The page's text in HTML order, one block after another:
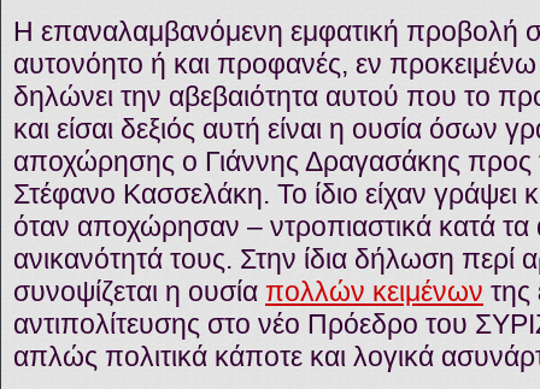
Η επαναλαμβανόμενη εμφατική προβολή
αυτονόητο ή και προφανές, εν
δηλώνει την αβεβαιότητα αυτού που το
και είσαι δεξιός αυτή είναι η ουσία όσων
αποχώρησης ο Γιάννης Δραγασάκης
Στέφανο Κασσελάκη. Το ίδιο είχαν γράψει
όταν αποχώρησαν – ντροπιαστικά κατά τα
ανικανότητά τους. Στην ίδια δήλωση περί
συνοψίζεται η ουσία πολλών κειμένων της
αντιπολίτευσης στο νέο Πρόεδρο του
απλώς πολιτικά κάποτε και λογικά